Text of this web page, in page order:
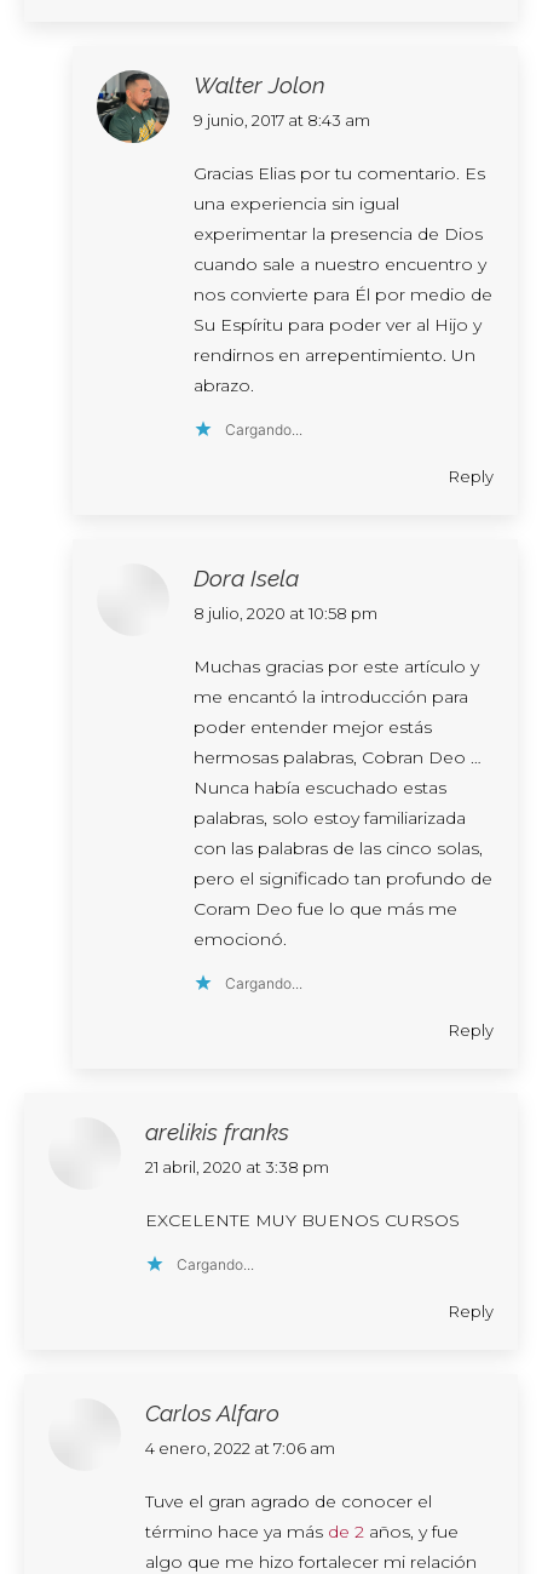
Walter Jolon
says:
9 junio, 2017 at 8:43 am
Gracias Elias por tu comentario. Es
una experiencia sin igual
experimentar la presencia de Dios
cuando sale a nuestro encuentro y
nos convierte para Él por medio de
Su Espíritu para poder ver al Hijo y
rendirnos en arrepentimiento. Un
abrazo.
Cargando...
Reply
Dora Isela
says:
8 julio, 2020 at 10:58 pm
Muchas gracias por este artículo y
me encantó la introducción para
poder entender mejor estás
hermosas palabras, Cobran Deo …
Nunca había escuchado estas
palabras, solo estoy familiarizada
con las palabras de las cinco solas,
pero el significado tan profundo de
Coram Deo fue lo que más me
emocionó.
Cargando...
Reply
arelikis franks
says:
21 abril, 2020 at 3:38 pm
EXCELENTE MUY BUENOS CURSOS
Cargando...
Reply
Carlos Alfaro
says:
4 enero, 2022 at 7:06 am
Tuve el gran agrado de conocer el
término hace ya más de 2 años, y fue
algo que me hizo fortalecer mi relación